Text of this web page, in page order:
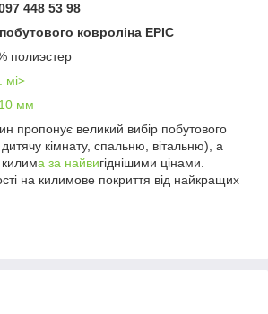
448 53 98
ковроліна EPIC
полиэстер
мi>
мм
пропонує великий вибір побутового
кімнату, спальню, вітальню), а
килима за найвигіднішими цінами.
на килимове покриття від найкращих